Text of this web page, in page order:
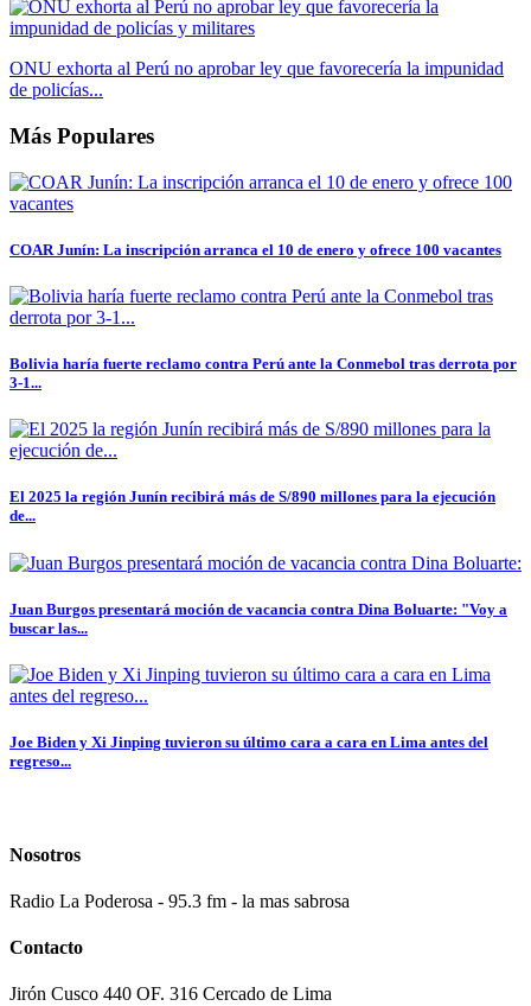
ONU exhorta al Perú no aprobar ley que favorecería la impunidad
de policías...
Más Populares
COAR Junín: La inscripción arranca el 10 de enero y ofrece 100 vacantes
Bolivia haría fuerte reclamo contra Perú ante la Conmebol tras derrota por
3-1...
El 2025 la región Junín recibirá más de S/890 millones para la ejecución
de...
Juan Burgos presentará moción de vacancia contra Dina Boluarte: "Voy a
buscar las...
Joe Biden y Xi Jinping tuvieron su último cara a cara en Lima antes del
regreso...
Nosotros
Radio La Poderosa - 95.3 fm - la mas sabrosa
Contacto
Jirón Cusco 440 OF. 316 Cercado de Lima